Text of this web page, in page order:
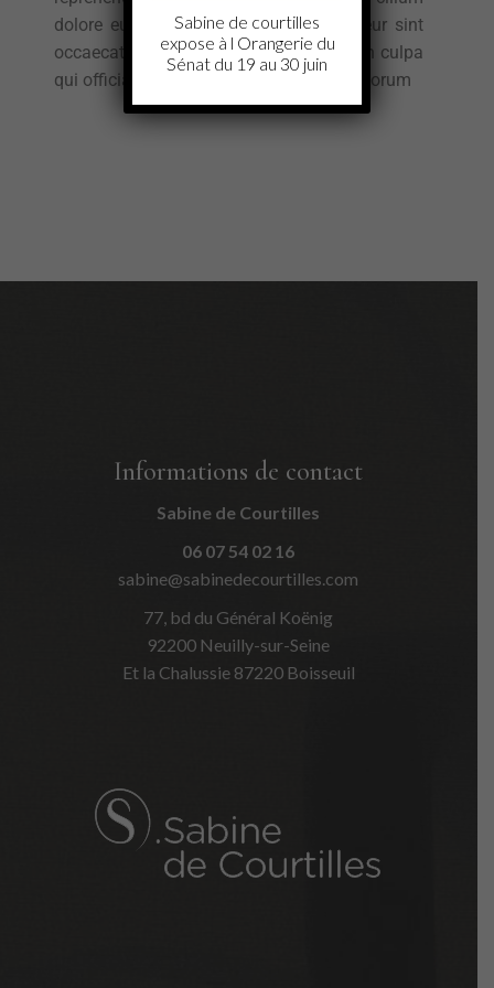
dolore eu fugiat nulla pariatur. Excepteur sint
occaecat cupidatat non proident, sunt in culpa
qui officia deserunt mollit anim id est laborum
Informations de contact
Sabine de Courtilles
06 07 54 02 16
sabine@sabinedecourtilles.com
77, bd du Général Koënig
92200 Neuilly-sur-Seine
Et la Chalussie 87220 Boisseuil
Sabine de courtilles
expose à l Orangerie du
Sénat du 19 au 30 juin